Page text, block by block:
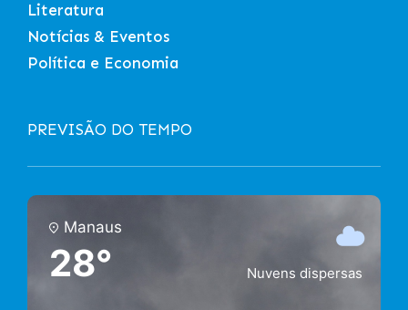
Literatura
Notícias & Eventos
Política e Economia
PREVISÃO DO TEMPO
Manaus
28° Nuvens dispersas